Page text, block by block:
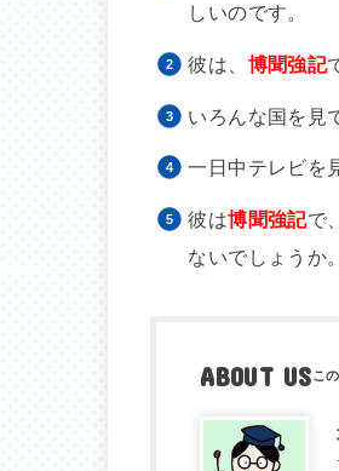
しいのです。
彼は、 博聞強記
いろんな国を見
一日中テレビを
彼は博聞強記で
ないでしょうか。
ABOUT US